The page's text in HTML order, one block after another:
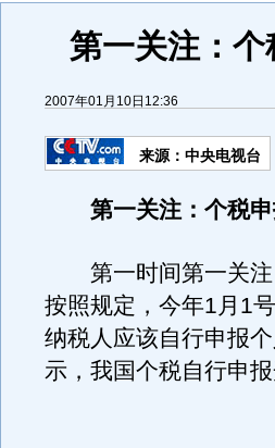
第一关注：
2007年01月10日12:36
来源：中央电视台
第一关注：个税
第一时间第一关注
按照规定，今年1月1
纳税人应该自行申报
示，我国个税自行申报